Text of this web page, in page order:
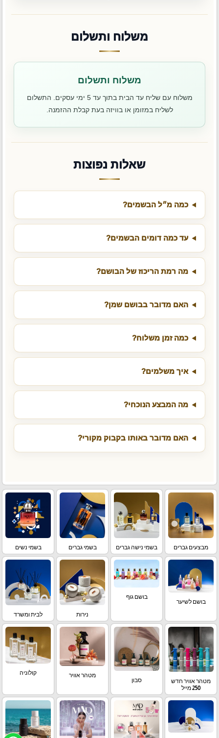
משלוח ותשלום
משלוח ותשלום
משלוח עם שליח עד הבית בתוך עד 5 ימי עסקים. התשלום
לשליח במזומן או בוויזה בעת קבלת ההזמנה.
שאלות נפוצות
כמה מ״ל הבשמים?
עד כמה דומים הבשמים?
מה רמת הריכוז של הבושם?
האם מדובר בבושם שמן?
כמה זמן משלוח?
איך משלמים?
מה המבצע הנוכחי?
האם מדובר באותו בקבוק מקורי?
מבצעים גברים בשמי נישה גברים בשמי גברים בשמי נשים
בושם לשיער
בושם גוף
נירות לבית ומשרד
מטהר אוויר חדש
250 מייל
סבון
מטהר אוויר קולוניה